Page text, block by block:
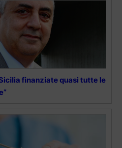
finanziate quasi tutte le